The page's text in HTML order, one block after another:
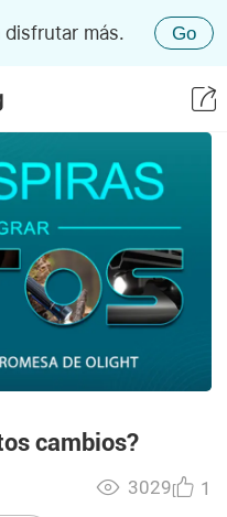
disfrutar más. Go
cambios?
3029 1